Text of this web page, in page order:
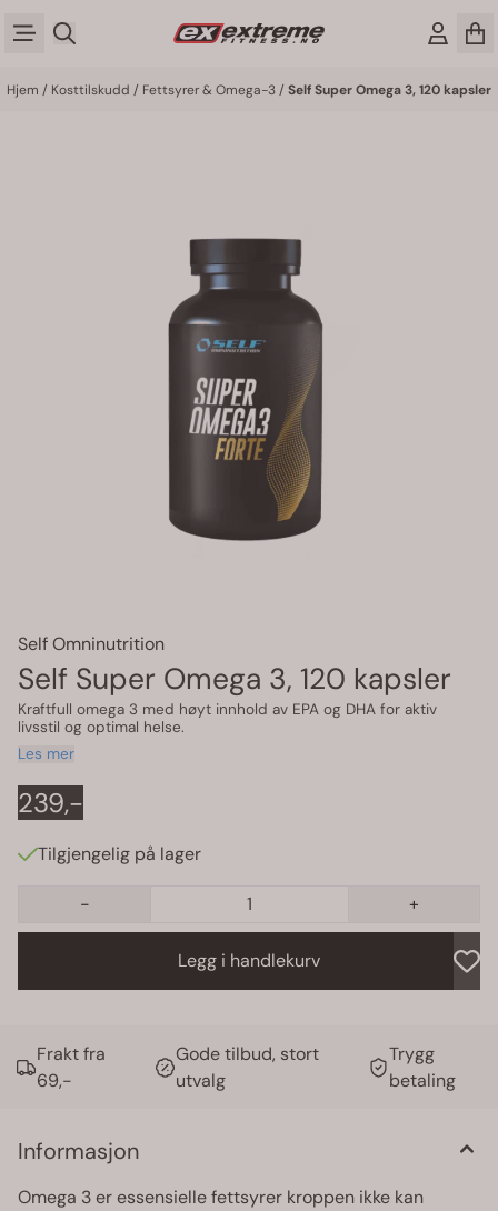
Hopp til innhold
Hjem / Kosttilskudd / Fettsyrer & Omega-3/ Self Super Omega 3, 120 kapsler
Self Omninutrition
Self Super Omega 3, 120 kapsler
Kraftfull omega 3 med høyt innhold av EPA og DHA for aktiv
livsstil og optimal helse.
Les mer
239,-
Tilgjengelig på lager
- +
Legg i handlekurv
Frakt fra
69,-
Gode tilbud, stort
utvalg
Trygg
betaling
Informasjon
Omega 3 er essensielle fettsyrer kroppen ikke kan